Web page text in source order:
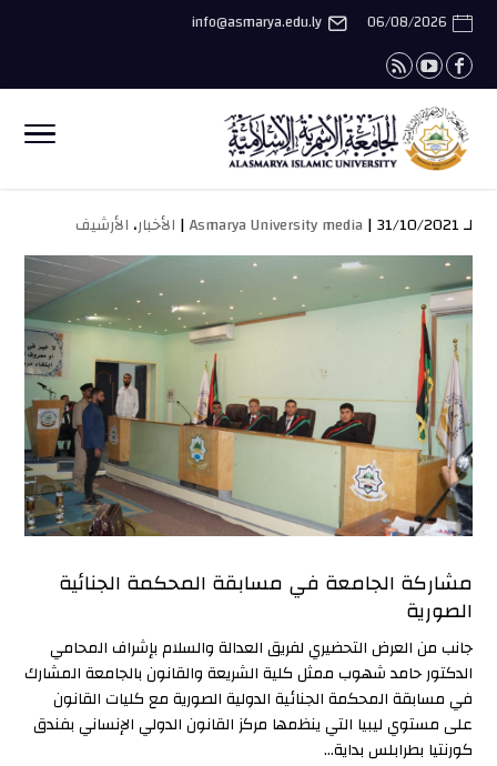
06/08/2026
info@asmarya.edu.ly
لـ Asmarya University media | 31/10/2021 | الأخبار، الأرشيف
مشاركة الجامعة في مسابقة المحكمة الجنائية
الصورية
جانب من العرض التحضيري لفريق العدالة والسلام بإشراف المحامي
الدكتور حامد شهوب ممثل كلية الشريعة والقانون بالجامعة المشارك
في مسابقة المحكمة الجنائية الدولية الصورية مع كليات القانون
على مستوي ليبيا التي ينظمها مركز القانون الدولي الإنساني بفندق
كورنتيا بطرابلس بداية...